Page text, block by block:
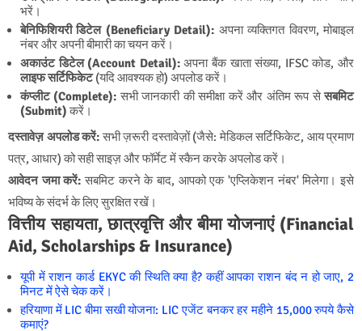
भरें।
बेनिफिशियरी डिटेल (Beneficiary Detail): अपना व्यक्तिगत विवरण, मोबाइल
नंबर और अपनी बीमारी का चयन करें।
अकाउंट डिटेल (Account Detail):अपना बैंक खाता संख्या, IFSC कोड, और
लाइफ सर्टिफिकेट(यदि आवश्यक हो) अपलोड करें।
कंप्लीट (Complete): सभी जानकारी की समीक्षा करें और अंतिम रूप सेसबमिट
(Submit)करें।
दस्तावेज़ अपलोड करें:सभी ज़रूरी दस्तावेज़ों (जैसे: मेडिकल सर्टिफिकेट, आय प्रमाण
पत्र, आधार) को सही साइज़ और फॉर्मेट में स्कैन करके अपलोड करें।
आवेदन जमा करें: सबमिट करने के बाद, आपको एक 'एप्लिकेशन नंबर' मिलेगा। इसे
भविष्य के संदर्भ के लिए सुरक्षित रखें।
वित्तीय सहायता, छात्रवृत्ति और बीमा योजनाएं (Financial
Aid, Scholarships & Insurance)
यूपी में राशन कार्ड EKYC की स्थिति क्या है? कहीं आपका राशन बंद न हो जाए, 2
मिनट में ऐसे चेक करें।
हरियाणा में LIC बीमा सखी योजना: LIC एजेंट बनकर हर महीने 15,000 रुपये कैसे
कमाएं?